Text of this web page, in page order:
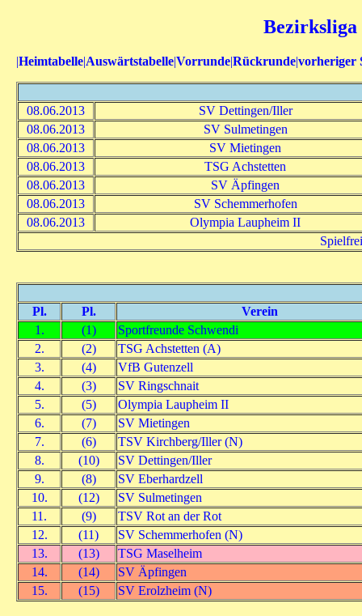
Bezirksliga
|Heimtabelle|Auswärtstabelle|Vorrunde|Rückrunde|vorheriger
08.06.2013
SV Dettingen/Iller
08.06.2013
SV Sulmetingen
08.06.2013
SV Mietingen
08.06.2013
TSG Achstetten
08.06.2013
SV Äpfingen
08.06.2013
SV Schemmerhofen
08.06.2013
Olympia Laupheim II
Pl. Pl.
Verein
1.
(1)
Sportfreunde Schwendi
2.
(2)
TSG Achstetten (A)
3.
(4)
VfB Gutenzell
4.
(3)
SV Ringschnait
5.
(5)
Olympia Laupheim II
6.
(7)
SV Mietingen
7.
(6)
TSV Kirchberg/Iller (N)
8.
(10)
SV Dettingen/Iller
9.
(8)
SV Eberhardzell
10.
(12)
SV Sulmetingen
11.
(9)
TSV Rot an der Rot
12.
(11)
SV Schemmerhofen (N)
13.
(13)
TSG Maselheim
14.
(14)
SV Äpfingen
15.
(15) SV Erolzheim (N)